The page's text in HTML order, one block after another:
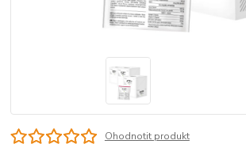
Ohodnotit produkt